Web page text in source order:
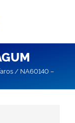
/ NA60140 –